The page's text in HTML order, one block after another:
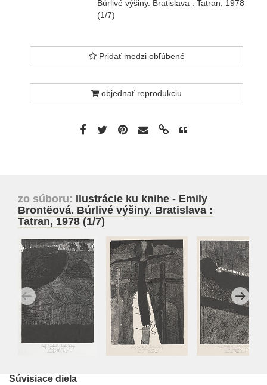
Búrlivé výšiny. Bratislava : Tatran, 1978
(1/7)
Pridať medzi obľúbené
objednať reprodukciu
zo súboru: Ilustrácie ku knihe - Emily
Brontëová. Búrlivé výšiny. Bratislava :
Tatran, 1978 (1/7)
Súvisiace diela